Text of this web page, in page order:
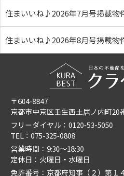
住まいいね♪2026年7月号掲載物
住まいいね♪2026年8月号掲載物
〒604-8847
京都市中京区壬生西土居ノ内町20
フリーダイヤル：0120-53-5050
TEL：075-325-0808
営業時間：9:30〜18:30
定休日：火曜日・水曜日
免許番号：京都府知事（２）第１